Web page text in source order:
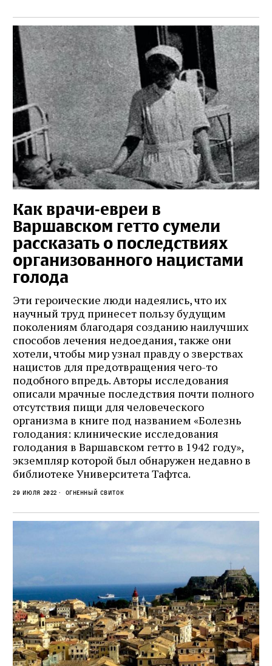
Как врачи-евреи в
Варшавском гетто сумели
рассказать о последствиях
организованного нацистами
голода
Эти героические люди надеялись, что их
научный труд принесет пользу будущим
поколениям благодаря созданию наилучших
способов лечения недоедания, также они
хотели, чтобы мир узнал правду о зверствах
нацистов для предотвращения чего-то
подобного впредь. Авторы исследования
описали мрачные последствия почти полного
отсутствия пищи для человеческого
организма в книге под названием «Болезнь
голодания: клинические исследования
голодания в Варшавском гетто в 1942 году»,
экземпляр которой был обнаружен недавно в
библиотеке Университета Тафтса.
29 июля 2022 Огненный свиток